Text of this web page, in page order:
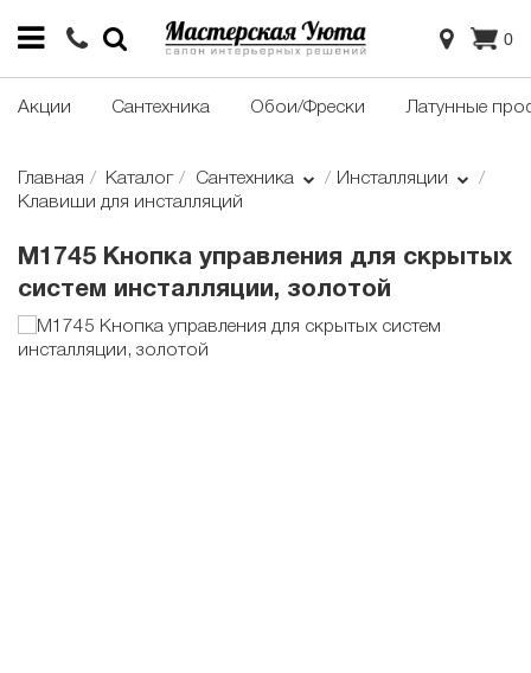
0
Акции Сантехника Обои/Фрески Латунные
Главная Каталог Сантехника
Инсталляции
Клавиши для инсталляций
M1745 Кнопка управления для скрытых
систем инсталляции, золотой